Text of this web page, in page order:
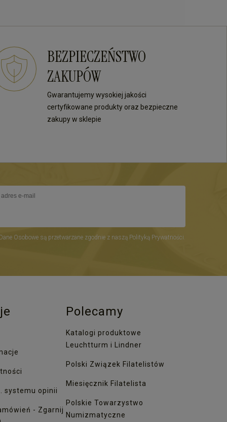
BEZPIECZEŃSTWO
ZAKUPÓW
Gwarantujemy wysokiej jakości
certyfikowane produkty oraz bezpieczne
zakupy w sklepie
Osobowe są przetwarzane zgodnie z naszą Polityką Prywatności.
systemu opinii
- Zgarnij
Polecamy
Katalogi produktowe
Leuchtturm i Lindner
Polski Związek Filatelistów
Miesięcznik Filatelista
Polskie Towarzystwo
Numizmatyczne